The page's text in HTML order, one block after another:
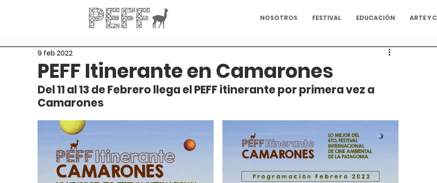
NOSOTROS FESTIVAL EDUCACIÓN ARTE Y
PEFF Itinerante en Camarones
9 feb 2022
Del 11 al 13 de Febrero llega el PEFF itinerante por primera vez a
Camarones